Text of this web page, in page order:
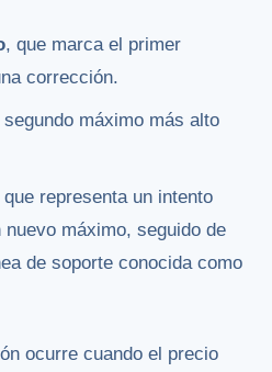
, que marca el primer
corrección.
máximo más alto
que representa un intento
máximo, seguido de
de soporte conocida como
ocurre cuando el precio